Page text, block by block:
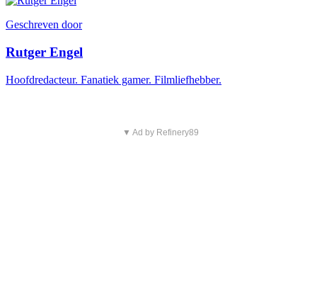
Geschreven door
Rutger Engel
Hoofdredacteur. Fanatiek gamer. Filmliefhebber.
▼ Ad by Refinery89